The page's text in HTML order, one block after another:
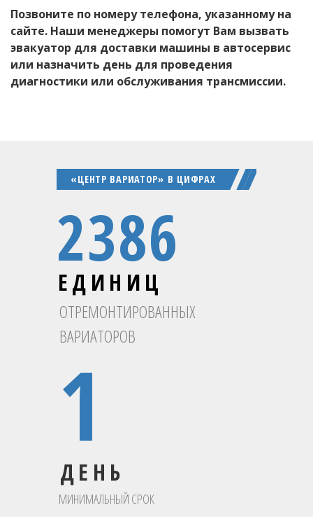
Позвоните по номеру телефона, указанному на
сайте. Наши менеджеры помогут Вам вызвать
эвакуатор для доставки машины в автосервис
или назначить день для проведения
диагностики или обслуживания трансмиссии.
«ЦЕНТР ВАРИАТОР» В ЦИФРАХ
2386
ЕДИНИЦ
ОТРЕМОНТИРОВАННЫХ
ВАРИАТОРОВ
1
ДЕНЬ
МИНИМАЛЬНЫЙ СРОК